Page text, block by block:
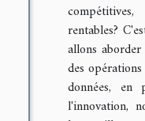
rentables?
allons
des
données,
l'innovation,